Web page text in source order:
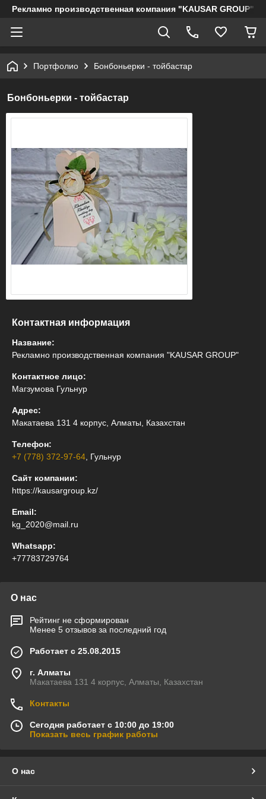
Рекламно производственная компания "KAUSAR GROUP"
Портфолио Бонбоньерки - тойбастар
Бонбоньерки - тойбастар
Контактная информация
Название:
Рекламно производственная компания "KAUSAR GROUP"
Контактное лицо:
Магзумова Гульнур
Адрес:
Макатаева 131 4 корпус, Алматы, Казахстан
Телефон:
+7 (778) 372-97-64 , Гульнур
Сайт компании:
https://kausargroup.kz/
Email:
kg_2020@mail.ru
Whatsapp:
+77783729764
О нас
Рейтинг не сформирован
Менее 5 отзывов за последний год
Работает с 25.08.2015
г. Алматы
Макатаева 131 4 корпус, Алматы, Казахстан
Контакты
Сегодня работает с 10:00 до 19:00
Показать весь график работы
О нас